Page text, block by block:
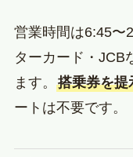
営業時間は6:45〜
ターカード・JCB
ます。 搭乗券を提
ートは不要です。